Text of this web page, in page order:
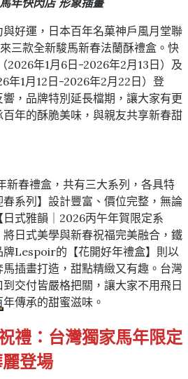
年快閃店 形象插畫
好運，日本百年名菓神戶風月堂聯
三款全新駿馬新春法蘭酥禮盒。快
2026年1月6日-2026年2月13日）及
年1月12日-2026年2月22日）登
，品牌特別延長檔期，讓大家有更
年的酥脆美味，與親友共享新春甜
新春禮盒，共有三大系列，各具特
系列】設計豐富、價位完整，無論
式雅韻｜2026丙午年賀限定系
日式美學與新春祝福完美融合，鐵
Lespoir的【花開好年禮盒】則以
插畫打造，甜點精緻又有趣。台灣
交付皆嚴格把關，讓大家不用飛日
傳承的甜蜜滋味。
禮：台灣獨家馬年限定
登場